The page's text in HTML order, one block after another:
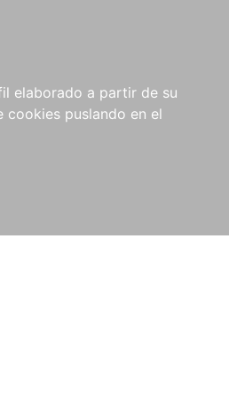
elaborado a partir de su
cookies puslando en el
COMPRAS
INSTITUCIONALES